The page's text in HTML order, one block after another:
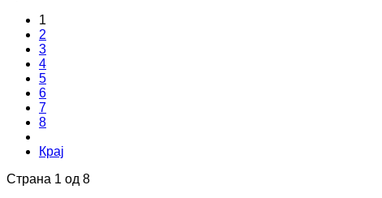
1
2
3
4
5
6
7
8
Крај
Страна 1 од 8